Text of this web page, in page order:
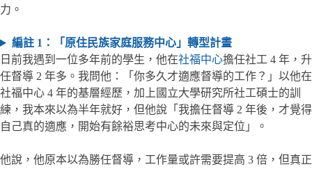
力。
編註 1：「原住民族家庭服務中心」轉型計畫
日前我遇到一位多年前的學生，他在社福中心擔任社工 4 年，升
任督導 2 年多。我問他：「你多久才適應督導的工作？」以他在
社福中心 4 年的基層經歷，加上國立大學研究所社工碩士的訓
練，我本來以為半年就好，但他說「我擔任督導 2 年後，才覺得
自己真的適應，開始有餘裕思考中心的未來與定位」。
他說，他原本以為勝任督導，工作量或許需要提高 3 倍，但真正